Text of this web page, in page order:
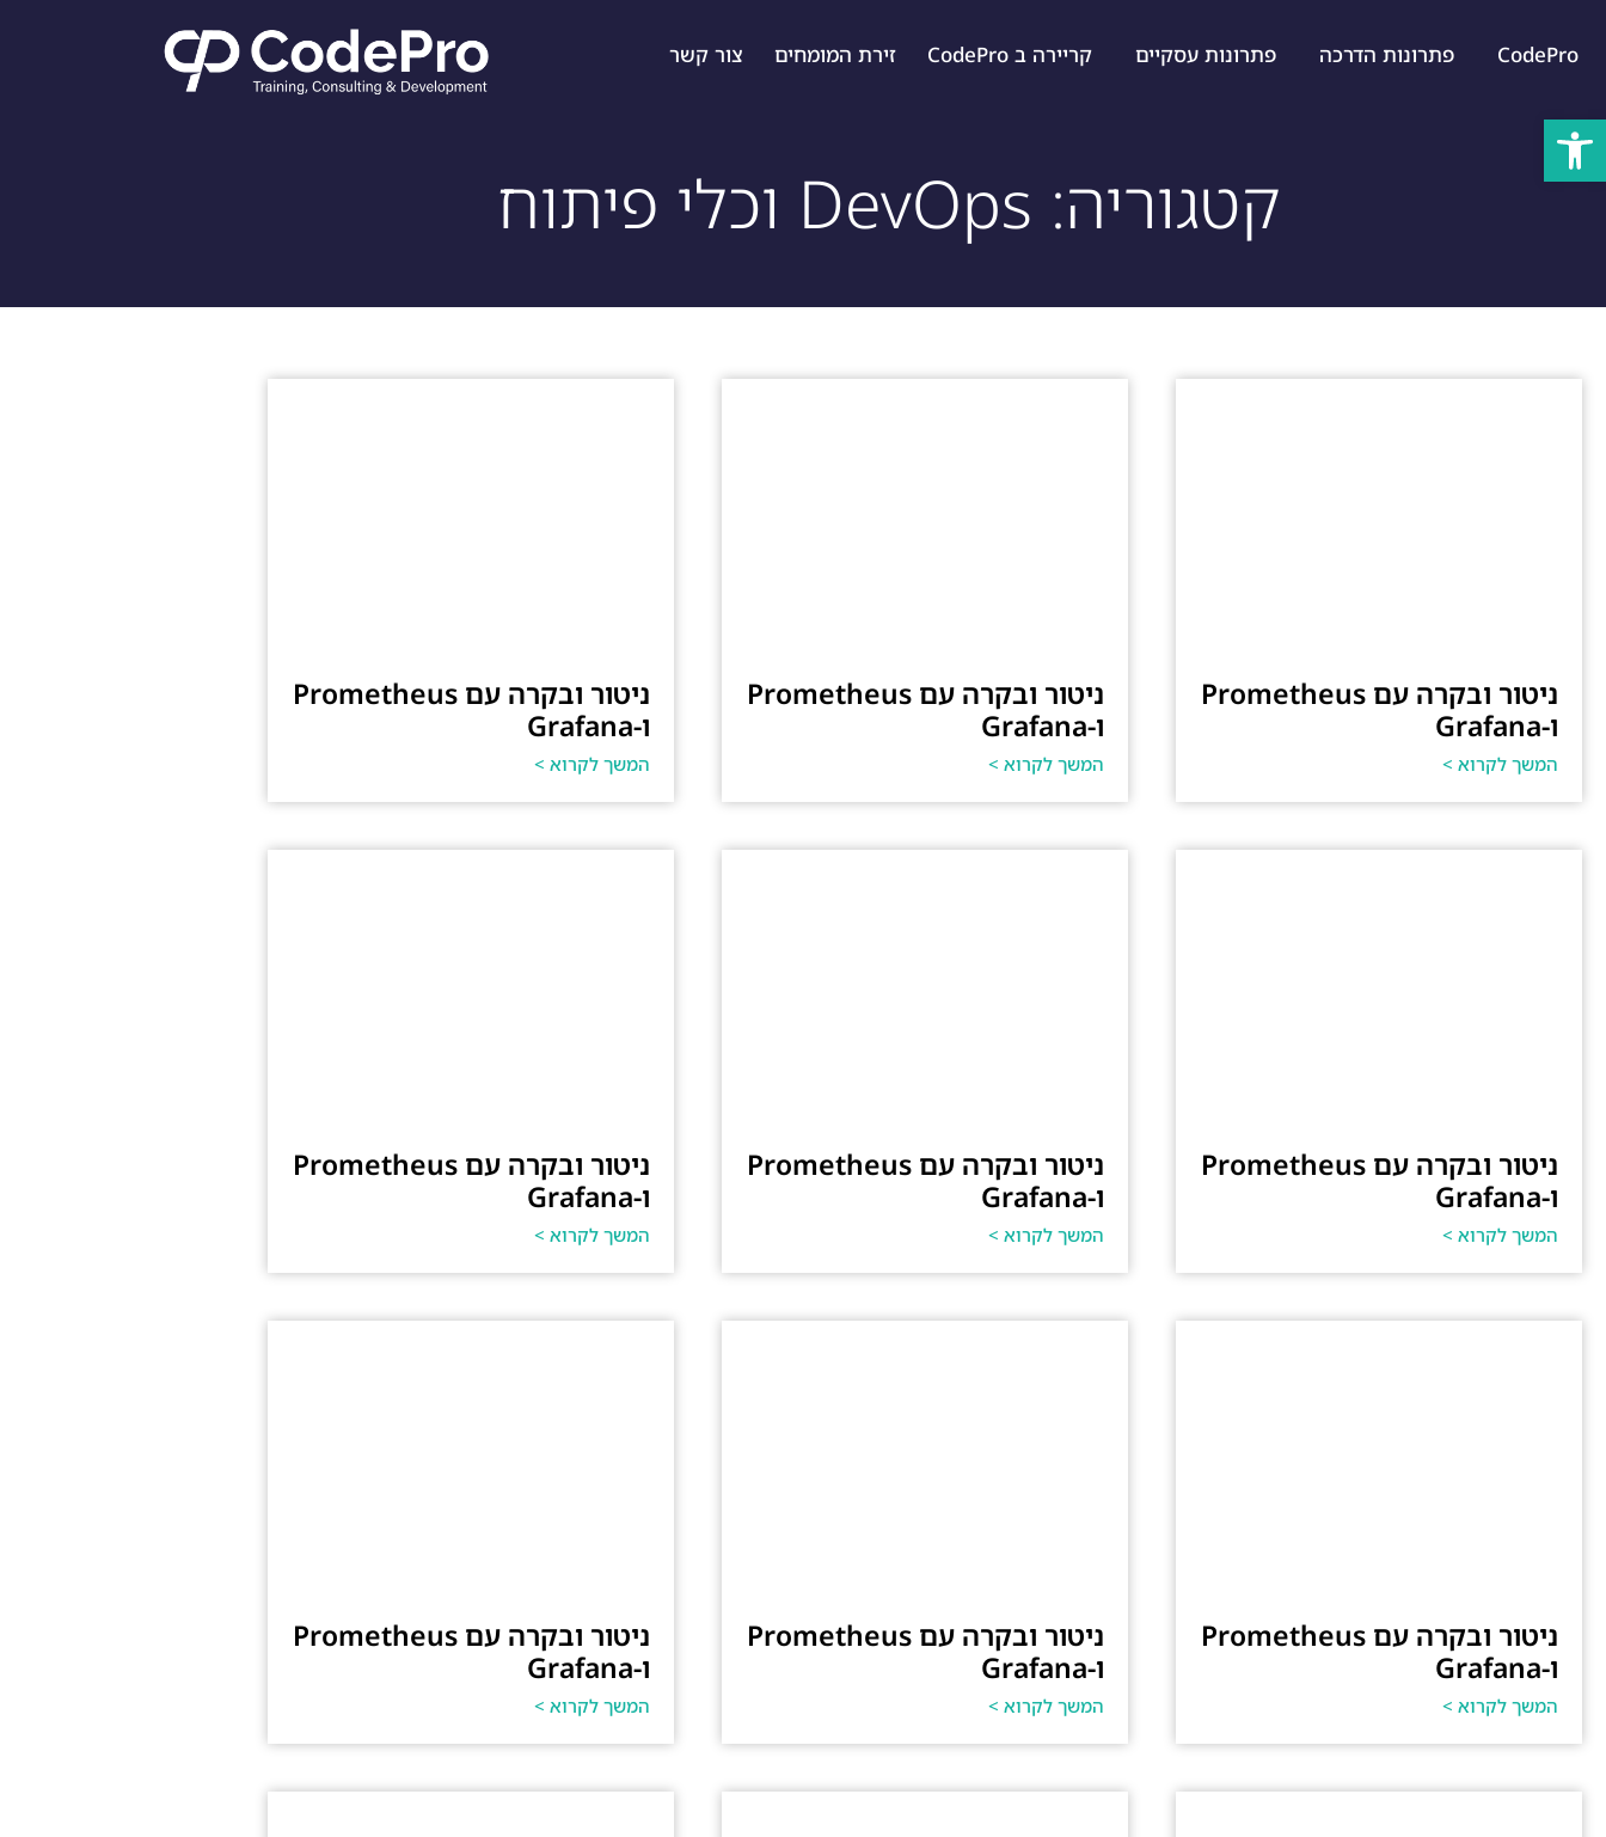
פתח סרגל נגישות
CodePro פתרונות הדרכה פתרונות עסקיים קריירה ב CodePro זירת המומחים צור קשר
קטגוריה: DevOps וכלי פיתוח
ניטור ובקרה עם Prometheus
ו-Grafana
המשך לקרוא >
ניטור ובקרה עם Prometheus
ו-Grafana
המשך לקרוא >
ניטור ובקרה עם Prometheus
ו-Grafana
המשך לקרוא >
ניטור ובקרה עם Prometheus
ו-Grafana
המשך לקרוא >
ניטור ובקרה עם Prometheus
ו-Grafana
המשך לקרוא >
ניטור ובקרה עם Prometheus
ו-Grafana
המשך לקרוא >
ניטור ובקרה עם Prometheus
ו-Grafana
המשך לקרוא >
ניטור ובקרה עם Prometheus
ו-Grafana
המשך לקרוא >
ניטור ובקרה עם Prometheus
ו-Grafana
המשך לקרוא >